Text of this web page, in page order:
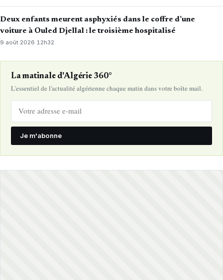
Deux enfants meurent asphyxiés dans le coffre d’une
voiture à Ouled Djellal : le troisième hospitalisé
9 août 2026·12h32
La matinale d'Algérie 360°
L'essentiel de l'actualité algérienne chaque matin dans votre boîte mail.
Je m'abonne